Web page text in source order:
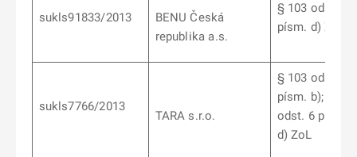
sukls91833/2013
BENU Česká
republika a.s.
§ 103 odst. 6
písm. d)ZoL
sukls7766/2013
TARA s.r.o.
§ 103 odst. 7
písm. b);
odst. 6 písm.
d)ZoL